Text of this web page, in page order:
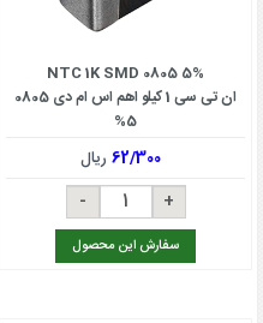
NTC 1K SMD 0805 5%
ان تی سی 1 کیلو اهم اس ام دی 0805
5%
62/300ریال
سفارش این محصول